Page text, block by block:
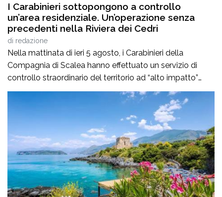
I Carabinieri sottopongono a controllo
un’area residenziale. Un’operazione senza
precedenti nella Riviera dei Cedri
di redazione
Nella mattinata di ieri 5 agosto, i Carabinieri della
Compagnia di Scalea hanno effettuato un servizio di
controllo straordinario del territorio ad “alto impatto”
all’interno del complesso residenziale “Parco Pantano” di
Scalea, da tempo sotto la lente d’ingrandimento delle
Forze dell’Ordine. Si tratta di un’operazione di controllo di
eccezionale portata, condotta sotto il costante
coordinamento […]